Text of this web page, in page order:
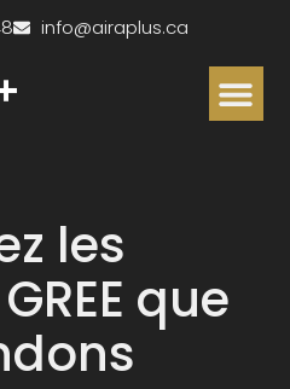
info@airaplus.ca
les
que